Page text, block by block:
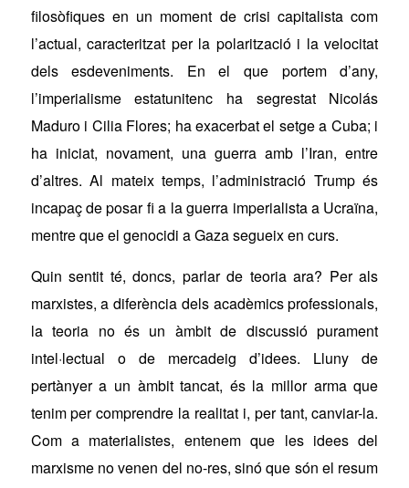
filosòfiques en un moment de crisi capitalista com
l’actual, caracteritzat per la polarització i la velocitat
dels esdeveniments. En el que portem d’any,
l’imperialisme estatunitenc ha segrestat Nicolás
Maduro i Cilia Flores; ha exacerbat el setge a Cuba; i
ha iniciat, novament, una guerra amb l’Iran, entre
d’altres. Al mateix temps, l’administració Trump és
incapaç de posar fi a la guerra imperialista a Ucraïna,
mentre que el genocidi a Gaza segueix en curs.
Quin sentit té, doncs, parlar de teoria ara? Per als
marxistes, a diferència dels acadèmics professionals,
la teoria no és un àmbit de discussió purament
intel·lectual o de mercadeig d’idees. Lluny de
pertànyer a un àmbit tancat, és la millor arma que
tenim per comprendre la realitat i, per tant, canviar-la.
Com a materialistes, entenem que les idees del
marxisme no venen del no-res, sinó que són el resum